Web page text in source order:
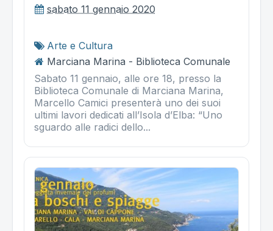
sabato 11 gennaio 2020
Arte e Cultura
Marciana Marina - Biblioteca Comunale
Sabato 11 gennaio, alle ore 18, presso la
Biblioteca Comunale di Marciana Marina,
Marcello Camici presenterà uno dei suoi
ultimi lavori dedicati all’Isola d’Elba: “Uno
sguardo alle radici dello...